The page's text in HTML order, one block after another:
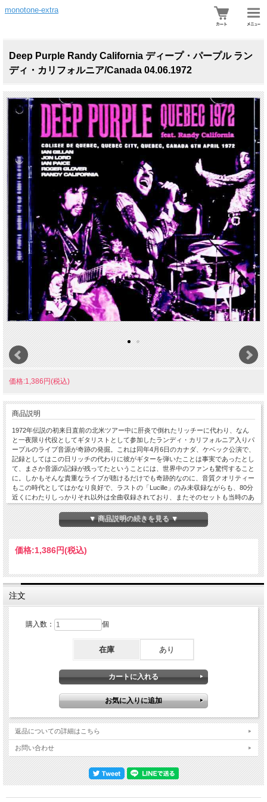
monotone-extra
Deep Purple Randy California ディープ・パープル ラン
ディ・カリフォルニア/Canada 04.06.1972
価格:1,386円(税込)
商品説明
1972年伝説の初来日直前の北米ツアー中に肝炎で倒れたリッチーに代わり、なん
と一夜限り代役としてギタリストとして参加したランディ・カリフォルニア入りパ
ープルのライブ音源が奇跡の発掘。これは同年4月6日のカナダ、ケベック公演で、
記録としてはこの日リッチの代わりに彼がギターを弾いたことは事実であったとし
て、まさか音源の記録が残ってたということには、世界中のファンも驚愕すること
に。しかもそんな貴重なライブが聴けるだけでも奇跡的なのに、音質クオリティー
もこの時代としてはかなり良好で、ラストの「Lucille」のみ未収録ながらも、80分
近くにわたりしっかりそれ以外は全曲収録されており、またそのセットも当時のあ
の『LIVE IN JAPAN』でもおなじみのナンバーが並ぶ中、なんとリッチーのギター
では一度も演奏されたことのない「When A Blind Man Cries」がプレイされていた
というのもまた驚き。なお因みに急遽の代役だったらしく、ランディとバンドは本
番前まで一度も通しで音合わせしていなかったと記録されており、それにしてはか
なりまとまりある演奏を繰り広げており、また随所にジミヘン直結のランディらし
いプレイも伺い知れたりと、とにかくそのレア度も含めて資料的価値もあまりに高
02. Gillan MC 03. Strange Kind Of Woman 04. Into The Fire 05. Child In Time 06.
The Mule incl. Drum Solo 07. Lazy 08. When A Blind Man Cries09. Space Truckin'
10. MC Ian Gillan – Vocal / Randy California (!) – Guitar / Roger Glover – Bass / Jon
Lord – Keyboards / Ian Paice - Drums
▼ 商品説明の続きを見る ▼
価格:1,386円(税込)
注文
購入数： 個
在庫 あり
返品についての詳細はこちら
お問い合わせ